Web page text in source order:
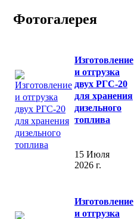
Фотогалерея
Изготовление
и отгрузка
двух РГС-20
для хранения
дизельного
топлива
15 Июля
2026 г.
Изготовление
и отгрузка